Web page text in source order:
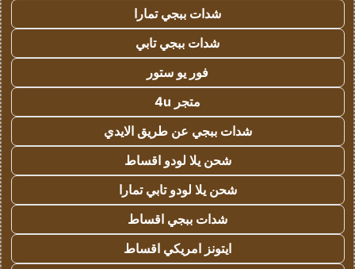
شدات ببجي تمارا
شدات ببجي تابي
فور يو ستور
متجر 4u
شدات ببجي عن طريق الايدي
شحن يلا لودو اقساط
شحن يلا لودو تابي تمارا
شدات ببجي اقساط
ايتونز امريكي اقساط